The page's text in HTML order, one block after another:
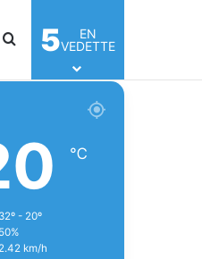
skin
Search for
5
EN
VEDETTE
℃
32º - 20º
50%
2.42 km/h